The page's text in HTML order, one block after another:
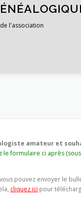
l'association
amateur et
le formulaire ci après
pouvez envoyer le
cliquez ici pour